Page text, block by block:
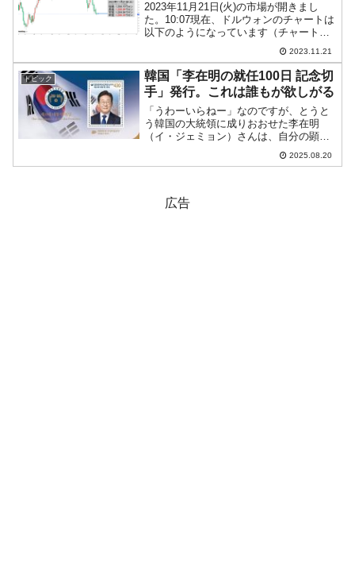
2023年11月21日(火)の市場が開きまし
た。10:07現在、ドルウォンのチャートは
以下のようになっています（チャートは
『Investing.com』より引用）。現在のと
ころ「1ドル＝1,286ウォン」近辺の攻防
となっています。ローソク足...
2023.11.21
トピック
韓国「李在明の就任100日 記念切
手」発行。これは誰もが欲しがる
「うわーいらねー」なのですが、とうと
う韓国の大統領に成りおおせた李在明
（イ・ジェミョン）さんは、自分の顕彰
に余念がありません。先にご紹介したと
おり、2025年07月23日、大統領室のホー
2025.08.20
広告